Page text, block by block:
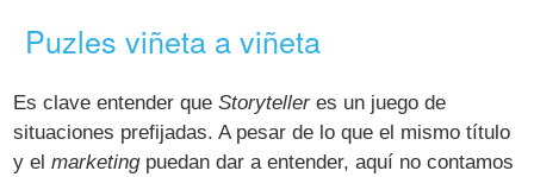
Puzles viñeta a viñeta
Es clave entender queStorytelleres un juego de
situaciones prefijadas. A pesar de lo que el mismo título
y elmarketingpuedan dar a entender, aquí no contamos